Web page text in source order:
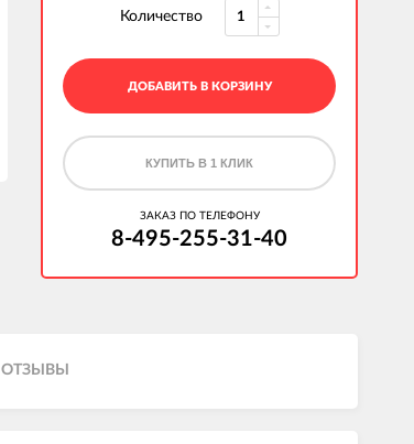
Количество
ДОБАВИТЬ В КОРЗИНУ
КУПИТЬ В 1 КЛИК
ЗАКАЗ ПО ТЕЛЕФОНУ
8-495-255-31-40
ОТЗЫВЫ